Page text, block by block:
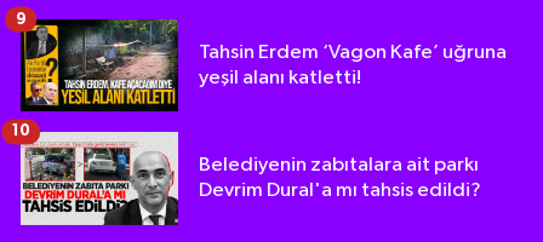
Tahsin Erdem ‘Vagon Kafe’ uğruna
yeşil alanı katletti!
9
Belediyenin zabıtalara ait parkı
Devrim Dural'a mı tahsis edildi?
10